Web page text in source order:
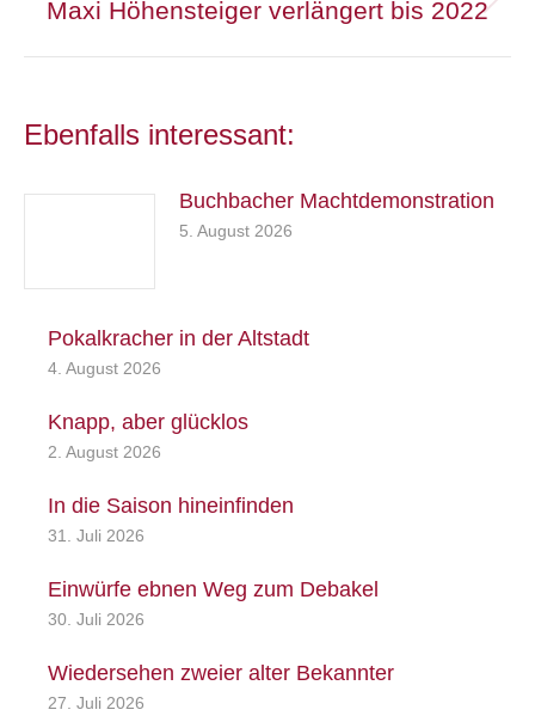
Nächster
Maxi Höhensteiger verlängert bis 2022
Ebenfalls interessant:
Buchbacher Machtdemonstration
5. August 2026
Pokalkracher in der Altstadt
4. August 2026
Knapp, aber glücklos
2. August 2026
In die Saison hineinfinden
31. Juli 2026
Einwürfe ebnen Weg zum Debakel
30. Juli 2026
Wiedersehen zweier alter Bekannter
27. Juli 2026